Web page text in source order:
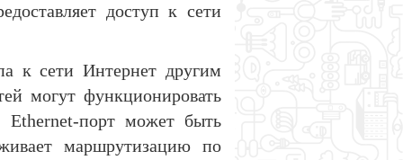
доступ к сети
к сети Интернет другим
могут функционировать
Ethernet-порт может быть
маршрутизацию по